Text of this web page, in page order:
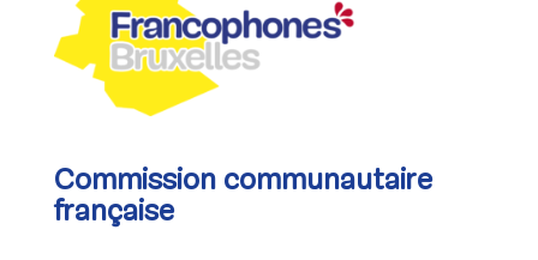
Commission communautaire
française